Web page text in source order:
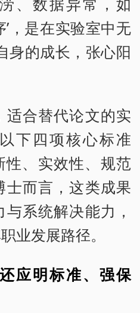
，是在实验室中无
身的成长，张心阳
合替代论文的实
下四项核心标准
、实效性、规范
而言，这类成果
系统解决能力，
业发展路径。
应明标准、强保